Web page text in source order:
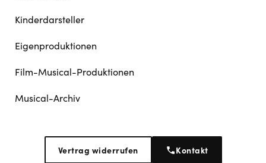
Kinderdarsteller
Eigenproduktionen
Film-Musical-Produktionen
Musical-Archiv
Vertrag widerrufen Kontakt